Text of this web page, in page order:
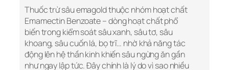
Thuốc trừ sâu emagold thuộc nhóm hoạt chất
Emamectin Benzoate – dòng hoạt chất phổ
biến trong kiểm soát sâu xanh, sâu tơ, sâu
khoang, sâu cuốn lá, bọ trĩ… nhờ khả năng tác
động lên hệ thần kinh khiến sâu ngừng ăn gần
như ngay lập tức. Đây chính là lý do vì sao nhiều